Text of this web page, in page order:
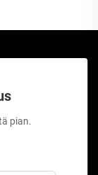
pian.